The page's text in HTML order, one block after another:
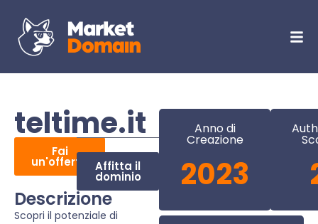
teltime.it
Fai
un'offerta Affitta il
dominio
Descrizione
Scopri il potenziale di
Anno di
Creazione
2023